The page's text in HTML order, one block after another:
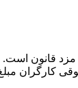
مزد قانون